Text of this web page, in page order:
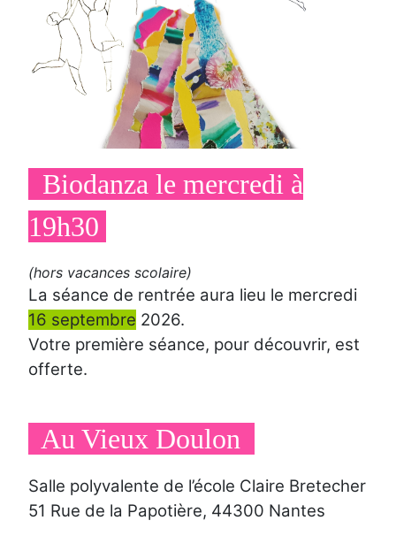
Biodanza le mercredi à
19h30
(hors vacances scolaire)
La séance de rentrée aura lieu le mercredi
16 septembre 2026.
Votre première séance, pour découvrir, est
offerte.
Au Vieux Doulon
Salle polyvalente de l’école Claire Bretecher
51 Rue de la Papotière, 44300 Nantes